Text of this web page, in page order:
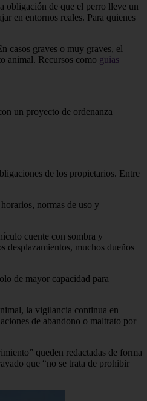
obligación de que el perro lleve un
en entornos reales. Para quienes
casos graves o muy graves, el
animal. Recursos como guias
un proyecto de ordenanza
de los propietarios. Entre
normas de uso y
cuente con sombra y
desplazamientos, muchos dueños
de mayor capacidad para
la vigilancia continua en
de abandono o maltrato por
queden redactadas de forma
que “no se trata de prohibir